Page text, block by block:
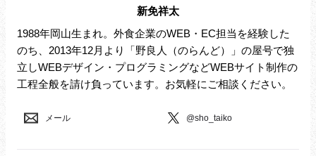
新免祥太
1988年岡山生まれ。外食企業のWEB・EC担当を経験した
のち、2013年12月より「野良人（のらんど）」の屋号で独
立しWEBデザイン・プログラミングなどWEBサイト制作の
工程全般を請け負っています。お気軽にご相談ください。
メール @sho_taiko